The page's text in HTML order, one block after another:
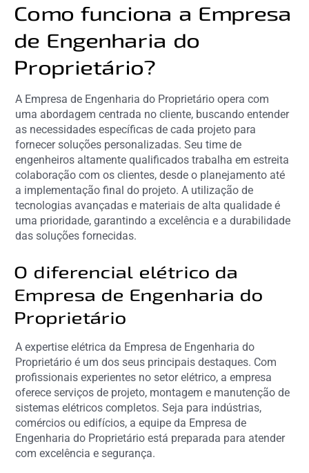
Como funciona a Empresa
de Engenharia do
Proprietário?
A Empresa de Engenharia do Proprietário opera com
uma abordagem centrada no cliente, buscando entender
as necessidades específicas de cada projeto para
fornecer soluções personalizadas. Seu time de
engenheiros altamente qualificados trabalha em estreita
colaboração com os clientes, desde o planejamento até
a implementação final do projeto. A utilização de
tecnologias avançadas e materiais de alta qualidade é
uma prioridade, garantindo a excelência e a durabilidade
das soluções fornecidas.
O diferencial elétrico da
Empresa de Engenharia do
Proprietário
A expertise elétrica da Empresa de Engenharia do
Proprietário é um dos seus principais destaques. Com
profissionais experientes no setor elétrico, a empresa
oferece serviços de projeto, montagem e manutenção de
sistemas elétricos completos. Seja para indústrias,
comércios ou edifícios, a equipe da Empresa de
Engenharia do Proprietário está preparada para atender
com excelência e segurança.